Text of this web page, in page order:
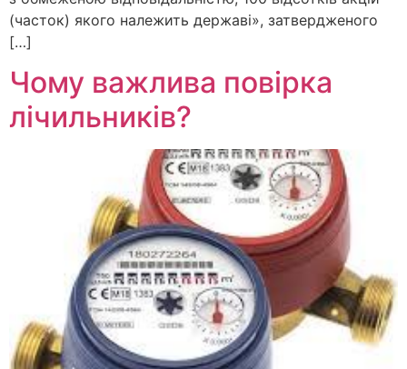
(часток) якого належить державі», затвердженого
[…]
Чому важлива повірка
лічильників?